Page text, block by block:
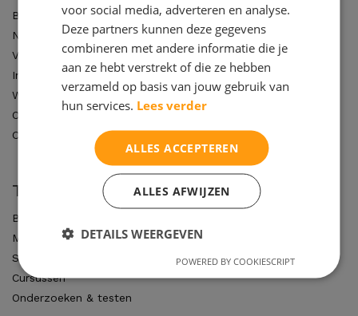
Blog
Nieuws
Vacatures
Inschrijfformulier
Wie zijn wij?
Onze acties & kortingen
Contact
Tarieven
Basisonderwijs
Middelbaar onderwijs
Studenten
Cursussen
Onderzoeken & testen
voor social media, adverteren en analyse.
Deze partners kunnen deze gegevens
combineren met andere informatie die je
aan ze hebt verstrekt of die ze hebben
verzameld op basis van jouw gebruik van
hun services. Lees verder
ALLES ACCEPTEREN
ALLES AFWIJZEN
DETAILS WEERGEVEN
POWERED BY COOKIESCRIPT